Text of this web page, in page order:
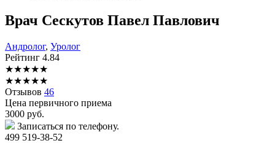
Врач Сескутов Павел Павлович
Андролог, Уролог
Рейтинг 4.84
★★★★★
★★★★★
Отзывов 46
Цена первичного приема
3000 руб.
Записаться по телефону.
499 519-38-52